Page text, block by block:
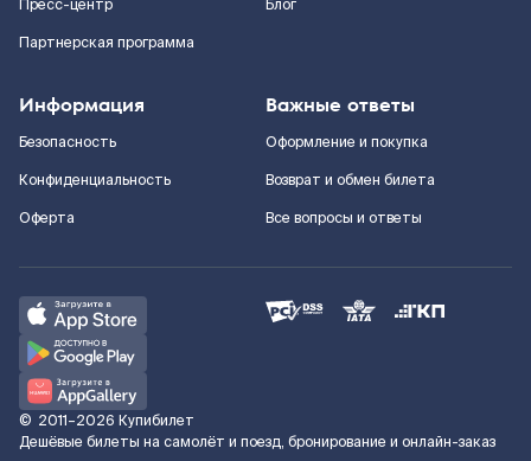
Пресс-центр
Партнерская программа
Блог
Информация
Безопасность
Конфиденциальность
Оферта
Важные ответы
Оформление и покупка
Возврат и обмен билета
Все вопросы и ответы
© 2011–2026 Купибилет
Дешёвые билеты на самолёт и поезд, бронирование и онлайн-заказ